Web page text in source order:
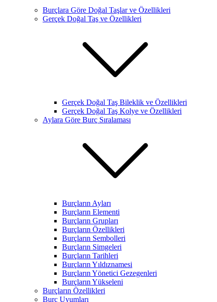
Burçlara Göre Doğal Taşlar ve Özellikleri
Gerçek Doğal Taş ve Özellikleri
Gerçek Doğal Taş Bileklik ve Özellikleri
Gerçek Doğal Taş Kolye ve Özellikleri
Aylara Göre Burç Sıralaması
Burçların Ayları
Burçların Elementi
Burçların Grupları
Burçların Özellikleri
Burçların Sembolleri
Burçların Simgeleri
Burçların Tarihleri
Burçların Yıldıznamesi
Burçların Yönetici Gezegenleri
Burçların Yükseleni
Burçların Özellikleri
Burç Uyumları